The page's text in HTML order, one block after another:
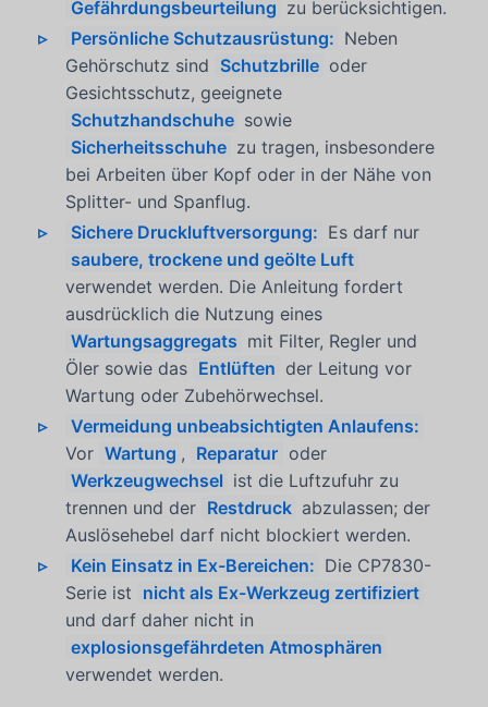
Gefährdungsbeurteilung zu berücksichtigen.
Persönliche Schutzausrüstung: Neben
Gehörschutz sind Schutzbrille oder
Gesichtsschutz, geeignete
Schutzhandschuhe sowie
Sicherheitsschuhe zu tragen, insbesondere
bei Arbeiten über Kopf oder in der Nähe von
Splitter- und Spanflug.
Sichere Druckluftversorgung: Es darf nur
saubere, trockene und geölte Luft
verwendet werden. Die Anleitung fordert
ausdrücklich die Nutzung eines
Wartungsaggregats mit Filter, Regler und
Öler sowie das Entlüften der Leitung vor
Wartung oder Zubehörwechsel.
Vermeidung unbeabsichtigten Anlaufens:
Vor Wartung , Reparatur oder
Werkzeugwechsel ist die Luftzufuhr zu
trennen und der Restdruck abzulassen; der
Auslösehebel darf nicht blockiert werden.
Kein Einsatz in Ex-Bereichen: Die CP7830-
Serie ist nicht als Ex-Werkzeug zertifiziert
und darf daher nicht in
explosionsgefährdeten Atmosphären
verwendet werden.